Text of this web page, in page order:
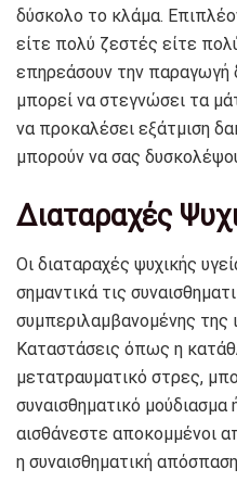
δύσκολο το κλάμα.
είτε πολύ ζεστές είτε
επηρεάσουν την
μπορεί να στεγνώσει τα
να προκαλέσει εξάτμιση
μπορούν να σας
Διαταραχές
Οι διαταραχές ψυχικής
σημαντικά τις
συμπεριλαμβανομένης της
Καταστάσεις όπως η
μετατραυματικό στρες,
συναισθηματικό
αισθάνεστε αποκομμένοι
η συναισθηματική